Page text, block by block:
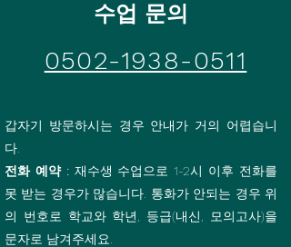
수업 문의
0502-1938-0511
갑자기 방문하시는 경우 안내가 거의 어렵습니
다.
전화 예약 :재수생 수업으로 1-2시 이후 전화를
못 받는 경우가 많습니다. 통화가 안되는 경우 위
의 번호로 학교와 학년, 등급(내신, 모의고사)을
문자로 남겨주세요.